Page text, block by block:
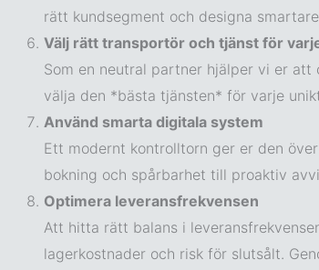
rätt kundsegment och designa
Välj rätt transportör och tjänst för
Som en neutral partner hjälper vi er
välja den *bästa tjänsten* för varje
Använd smarta digitala system
Ett modernt kontrolltorn ger er den
bokning och spårbarhet till proaktiv
Optimera leveransfrekvensen
Att hitta rätt balans i
lagerkostnader och risk för slutsålt.